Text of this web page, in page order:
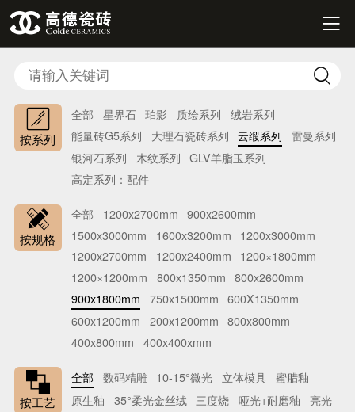


按系列
全部 星界石 珀影 质绘系列
绒岩系列
能量砖G5系列
大理石瓷砖系列 云缎系列
雷曼系列
银河石系列
木纹系列
GLV羊脂玉系列
高定系列：配件
按规格
全部 1200x2700mm
900x2600mm
1500x3000mm
1600x3200mm
1200x3000mm
1200x2700mm
1200x2400mm
1200×1800mm
1200×1200mm
800x1350mm
800x2600mm
900x1800mm
750x1500mm
600X1350mm
600x1200mm
200x1200mm
800x800mm
400x800mm
400x400xmm
按工艺
全部 数码精雕 10-15°微光 立体模具
蜜腊釉
原生釉
35°柔光金丝绒 三度烧 哑光+耐磨釉
亮光